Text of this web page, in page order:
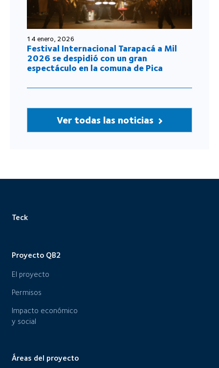
14 enero, 2026
Festival Internacional Tarapacá a Mil
2026 se despidió con un gran
espectáculo en la comuna de Pica
Ver todas las noticias
Teck
Proyecto QB2
El proyecto
Permisos
Impacto económico
y social
Áreas del proyecto